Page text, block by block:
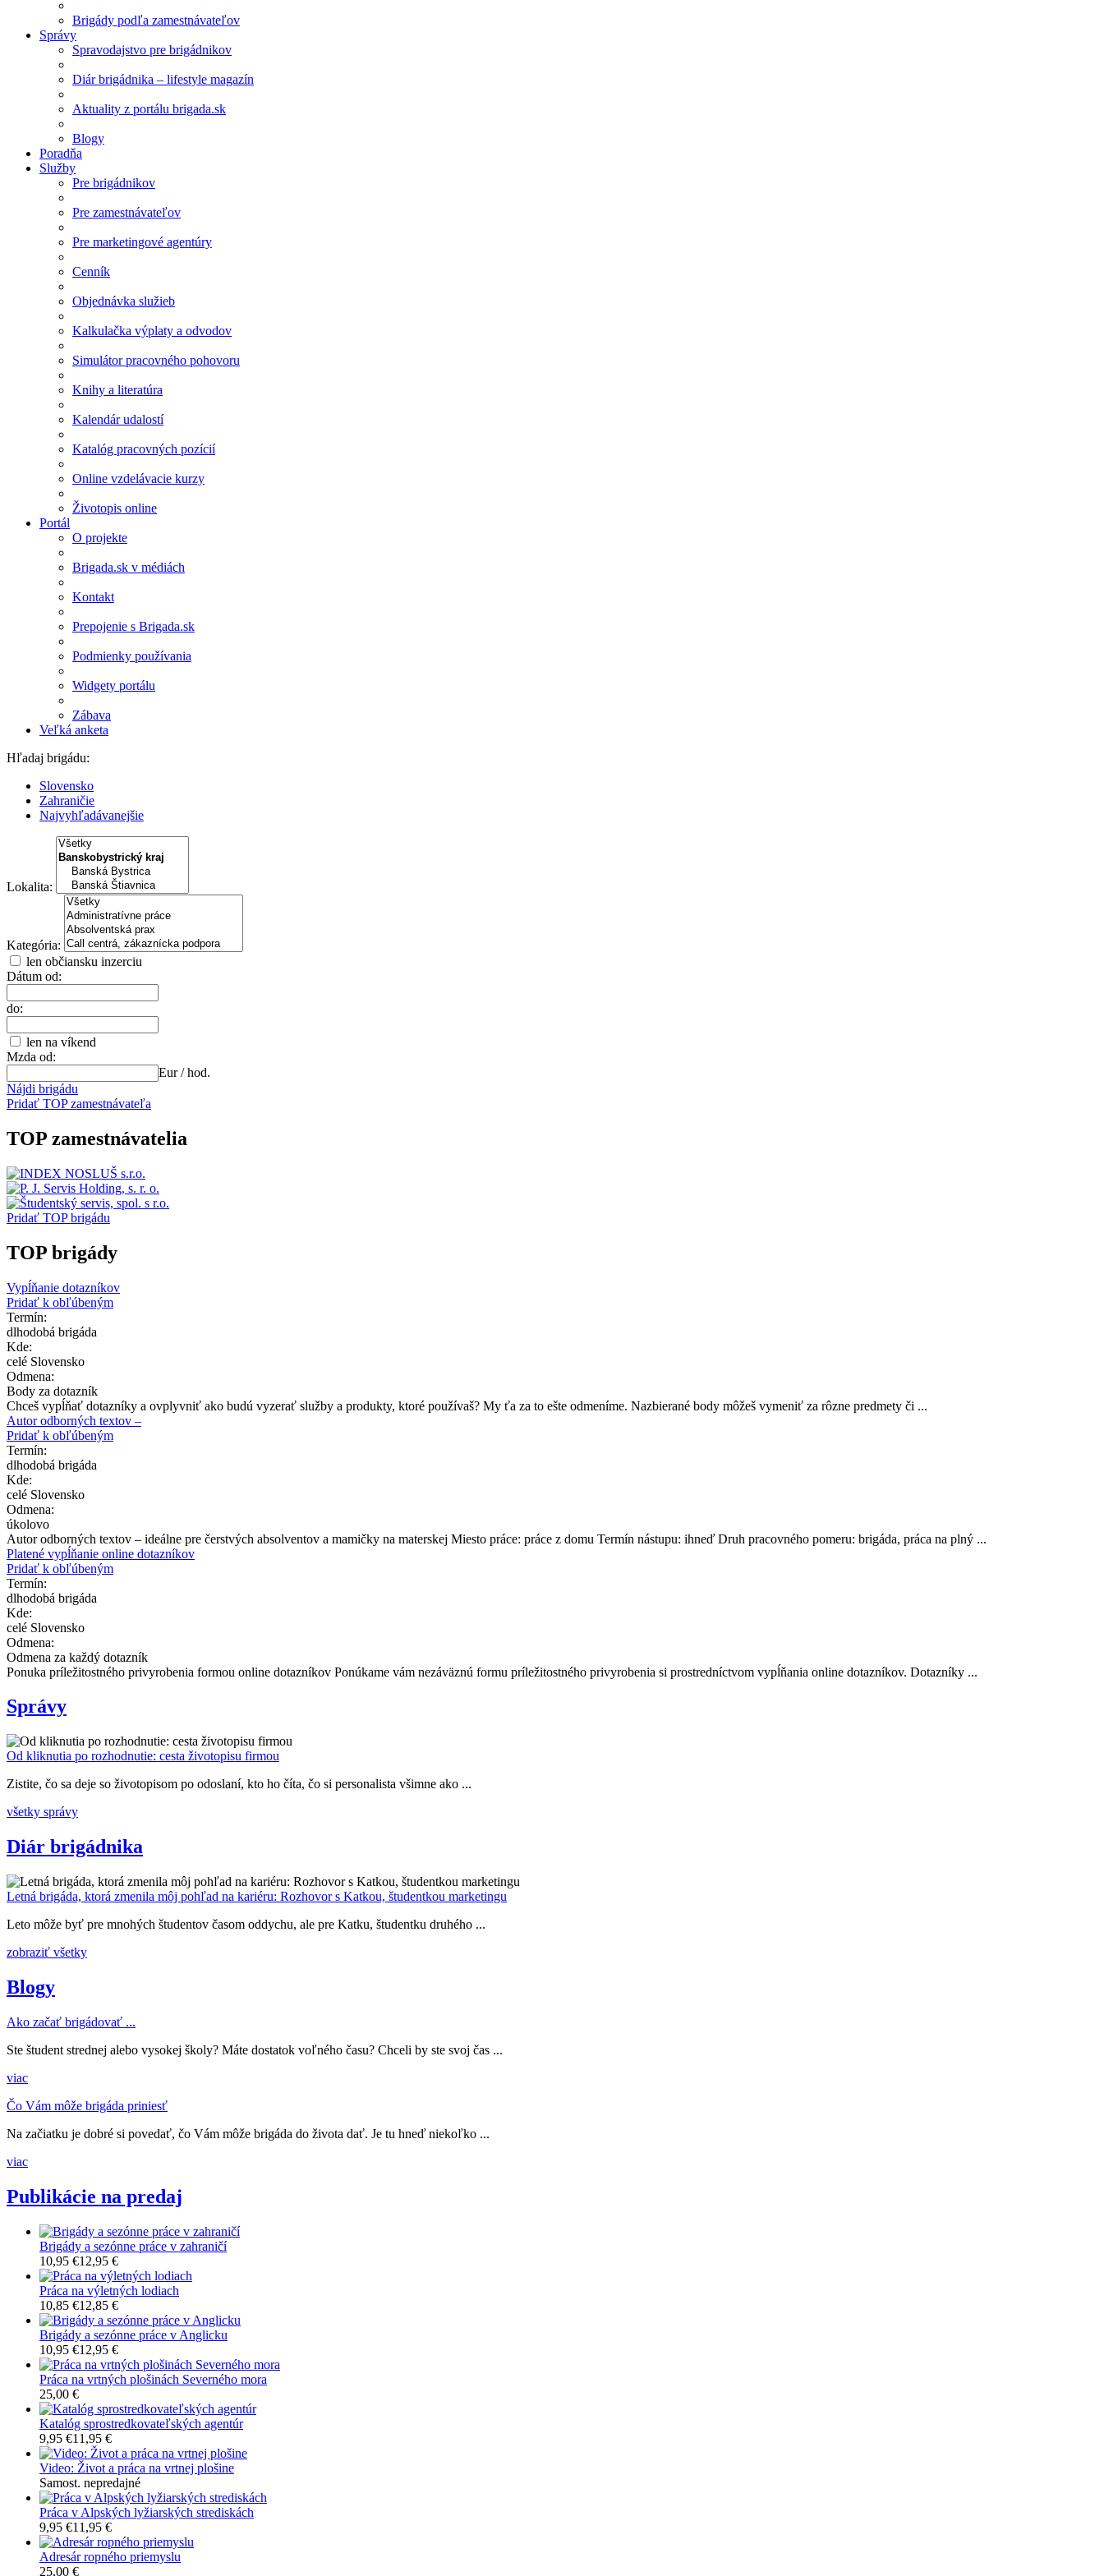
Brigády podľa zamestnávateľov
Správy
Spravodajstvo pre brigádnikov
Diár brigádnika – lifestyle magazín
Aktuality z portálu brigada.sk
Blogy
Poradňa
Služby
Pre brigádnikov
Pre zamestnávateľov
Pre marketingové agentúry
Cenník
Objednávka služieb
Kalkulačka výplaty a odvodov
Simulátor pracovného pohovoru
Knihy a literatúra
Kalendár udalostí
Katalóg pracovných pozícií
Online vzdelávacie kurzy
Životopis online
Portál
O projekte
Brigada.sk v médiách
Kontakt
Prepojenie s Brigada.sk
Podmienky používania
Widgety portálu
Zábava
Veľká anketa
Hľadaj brigádu:
Slovensko
Zahraničie
Najvyhľadávanejšie
Lokalita:
Kategória:
len občiansku inzerciu
Dátum od:
do:
len na víkend
Mzda od:
Eur / hod.
Nájdi brigádu
Pridať TOP zamestnávateľa
TOP zamestnávatelia
Pridať TOP brigádu
TOP brigády
Vypĺňanie dotazníkov
Pridať k obľúbeným
Termín:
dlhodobá brigáda
Kde:
celé Slovensko
Odmena:
Body za dotazník
Chceš vypĺňať dotazníky a ovplyvniť ako budú vyzerať služby a produkty, ktoré používaš? My ťa za to ešte odmeníme. Nazbierané body môžeš vymeniť za rôzne predmety či ...
Autor odborných textov –
Pridať k obľúbeným
Termín:
dlhodobá brigáda
Kde:
celé Slovensko
Odmena:
úkolovo
Autor odborných textov – ideálne pre čerstvých absolventov a mamičky na materskej Miesto práce: práce z domu Termín nástupu: ihneď Druh pracovného pomeru: brigáda, práca na plný ...
Platené vypĺňanie online dotazníkov
Pridať k obľúbeným
Termín:
dlhodobá brigáda
Kde:
celé Slovensko
Odmena:
Odmena za každý dotazník
Ponuka príležitostného privyrobenia formou online dotazníkov Ponúkame vám nezáväznú formu príležitostného privyrobenia si prostredníctvom vypĺňania online dotazníkov. Dotazníky ...
Správy
Od kliknutia po rozhodnutie: cesta životopisu firmou
Zistite, čo sa deje so životopisom po odoslaní, kto ho číta, čo si personalista všimne ako ...
všetky správy
Diár brigádnika
Letná brigáda, ktorá zmenila môj pohľad na kariéru: Rozhovor s Katkou, študentkou marketingu
Leto môže byť pre mnohých študentov časom oddychu, ale pre Katku, študentku druhého ...
zobraziť všetky
Blogy
Ako začať brigádovať ...
Ste študent strednej alebo vysokej školy? Máte dostatok voľného času? Chceli by ste svoj čas ...
viac
Čo Vám môže brigáda priniesť
Na začiatku je dobré si povedať, čo Vám môže brigáda do života dať. Je tu hneď niekoľko ...
viac
Publikácie na predaj
Brigády a sezónne práce v zahraničí
10,95 €12,95 €
Práca na výletných lodiach
10,85 €12,85 €
Brigády a sezónne práce v Anglicku
10,95 €12,95 €
Práca na vrtných plošinách Severného mora
25,00 €
Katalóg sprostredkovateľských agentúr
9,95 €11,95 €
Video: Život a práca na vrtnej plošine
Samost. nepredajné
Práca v Alpských lyžiarských strediskách
9,95 €11,95 €
Adresár ropného priemyslu
25,00 €